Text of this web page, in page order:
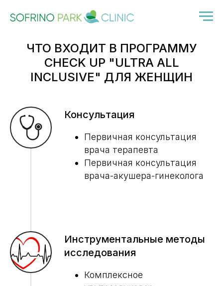
ЧТО ВХОДИТ В ПРОГРАММУ
CHECK UP "ULTRA ALL
INCLUSIVE" ДЛЯ ЖЕНЩИН
Консультация
Первичная консультация
врача терапевта
Первичная консультация
врача-акушера-гинеколога
Инструментальные методы
исследования
Комплексное